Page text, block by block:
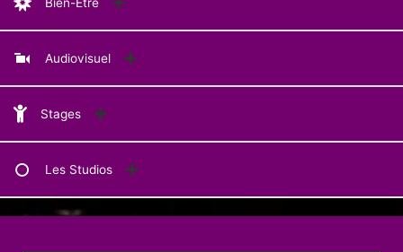
Audiovisuel
Stages
Les Studios